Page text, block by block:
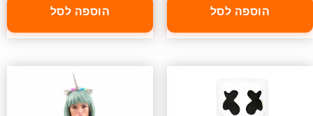
הוספה לסל הוספה לסל